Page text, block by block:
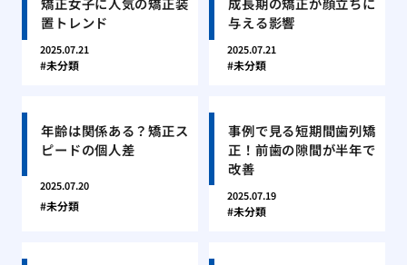
置トレンド
2025.07.21
未分類
与える影響
2025.07.21
未分類
年齢は関係ある？矯正ス
ピードの個人差
2025.07.20
未分類
事例で見る短期間歯列矯
正！前歯の隙間が半年で
改善
2025.07.19
未分類